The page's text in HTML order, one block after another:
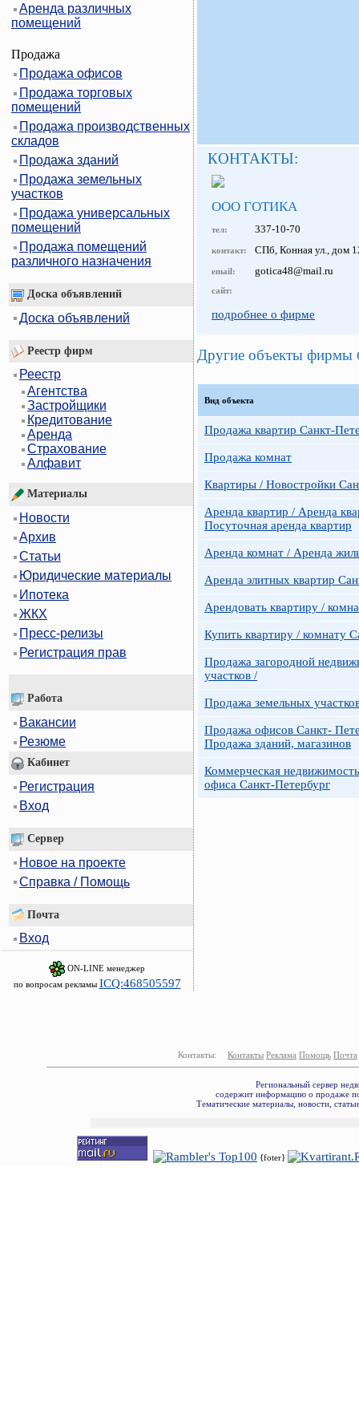
Аренда различных
помещений
Продажа
Продажа офисов
Продажа торговых
помещений
Продажа производственных
складов
Продажа зданий
Продажа земельных
участков
Продажа универсальных
помещений
Продажа помещений
различного назначения
Доска объявлений
Доска объявлений
Реестр фирм
Реестр
Агентства
Застройщики
Кредитование
Аренда
Страхование
Алфавит
Материалы
Новости
Архив
Статьи
Юридические материалы
Ипотека
ЖКХ
Пресс-релизы
Регистрация прав
Работа
Вакансии
Резюме
Кабинет
Регистрация
Вход
Сервер
Новое на проекте
Справка / Помощь
Почта
Вход
ON-LINE менеджер
по вопросам рекламы ICQ:468505597
КОНТАКТЫ:
ООО ГОТИКА
тел: 337-10-70
контакт: СПб, Конная ул., дом
email: gotica48@mail.ru
сайт:
подробнее о фирме
Другие объекты фирмы
Вид объекта
Продажа квартир Санкт-
Продажа комнат
Квартиры / Новостройки
Аренда квартир / Аренда
Посуточная аренда квартир
Аренда комнат / Аренда
Аренда элитных квартир
Арендовать квартиру /
Купить квартиру / комнату
Продажа загородной
участков /
Продажа земельных
Продажа офисов Санкт-
Продажа зданий, магазинов
Коммерческая
офиса Санкт-Петербург
Контакты: Контакты Реклама Помощь Почта
Региональный сервер
содержит информацию о продаже
Тематические материалы, новости,
{foter}